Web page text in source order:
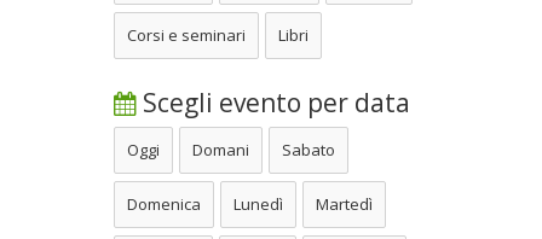
Corsi e seminari Libri
Scegli evento per data
Oggi Domani Sabato
Domenica Lunedì Martedì